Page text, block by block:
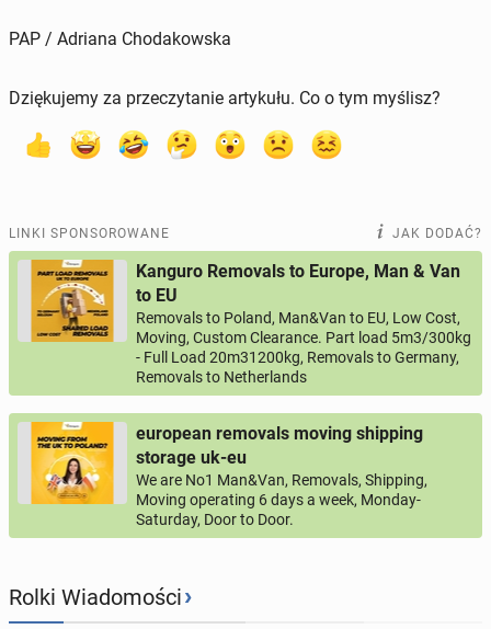
PAP / Adriana Chodakowska
Dziękujemy za przeczytanie artykułu. Co o tym myślisz?
LINKI SPONSOROWANE JAK DODAĆ?
Kanguro Removals to Europe, Man & Van
to EU
Removals to Poland, Man&Van to EU, Low Cost,
Moving, Custom Clearance. Part load 5m3/300kg
- Full Load 20m31200kg, Removals to Germany,
Removals to Netherlands
european removals moving shipping
storage uk-eu
We are No1 Man&Van, Removals, Shipping,
Moving operating 6 days a week, Monday-
Saturday, Door to Door.
Rolki Wiadomości›